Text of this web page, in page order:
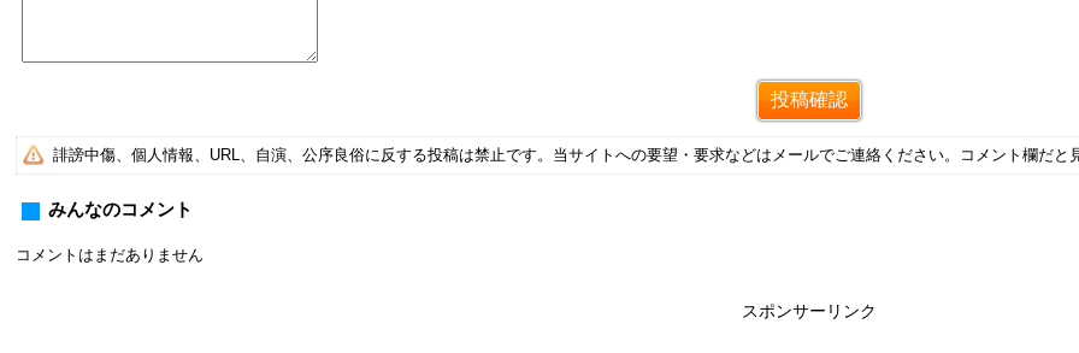
誹謗中傷、個人情報、URL、自演、公序良俗に反する投稿は禁止です。当サイトへの要望・要求などはメールでご連絡ください。コメント欄だと
みんなのコメント
コメントはまだありません
スポンサーリンク